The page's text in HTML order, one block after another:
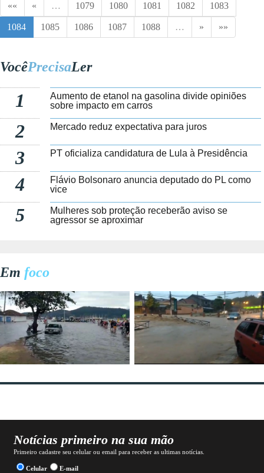
«« « … 1079 1080 1081 1082 1083
1084 1085 1086 1087 1088 … » »»
VocêPrecisaLer
1
Aumento de etanol na gasolina divide opiniões
sobre impacto em carros
2 Mercado reduz expectativa para juros
3 PT oficializa candidatura de Lula à Presidência
4
Flávio Bolsonaro anuncia deputado do PL como
vice
5
Mulheres sob proteção receberão aviso se
agressor se aproximar
Em foco
Notícias primeiro na sua mão
Primeiro cadastre seu celular ou email para receber as ultimas notícias.
Celular E-mail